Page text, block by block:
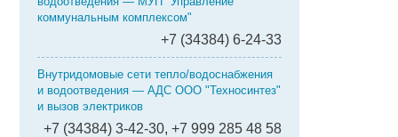
коммунальным комплексом"
+7 (34384) 6-24-33
Внутридомовые сети тепло/водоснабжения
и водоотведения — АДС ООО "Техносинтез"
и вызов электриков
+7 (34384) 3-42-30, +7 999 285 48 58